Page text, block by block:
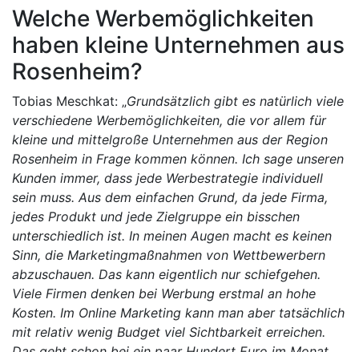
Welche Werbemöglichkeiten
haben kleine Unternehmen aus
Rosenheim?
Tobias Meschkat: „Grundsätzlich gibt es natürlich viele
verschiedene Werbemöglichkeiten, die vor allem für
kleine und mittelgroße Unternehmen aus der Region
Rosenheim in Frage kommen können. Ich sage unseren
Kunden immer, dass jede Werbestrategie individuell
sein muss. Aus dem einfachen Grund, da jede Firma,
jedes Produkt und jede Zielgruppe ein bisschen
unterschiedlich ist. In meinen Augen macht es keinen
Sinn, die Marketingmaßnahmen von Wettbewerbern
abzuschauen. Das kann eigentlich nur schiefgehen.
Viele Firmen denken bei Werbung erstmal an hohe
Kosten. Im Online Marketing kann man aber tatsächlich
mit relativ wenig Budget viel Sichtbarkeit erreichen.